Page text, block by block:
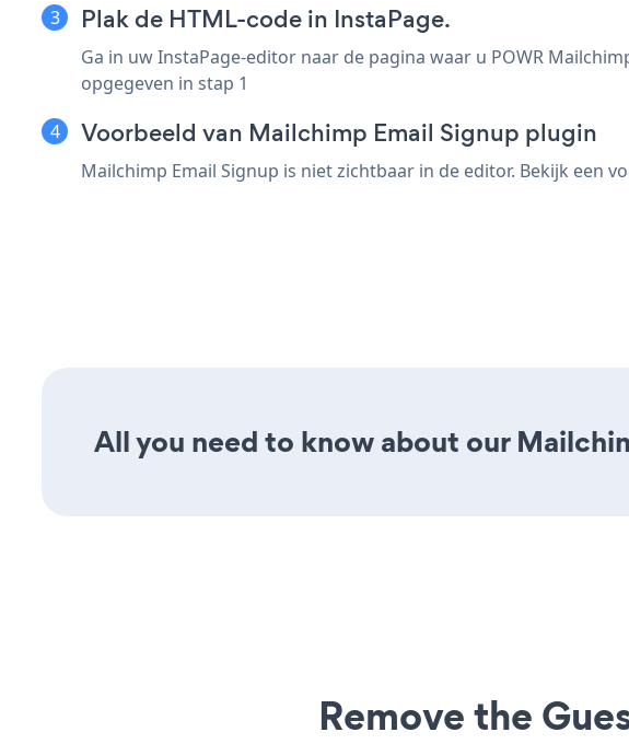
Plak de HTML-code in InstaPage.
Ga in uw InstaPage-editor naar de pagina waar u POWR
opgegeven in stap 1
Voorbeeld van Mailchimp Email Signup plugin
Mailchimp Email Signup is niet zichtbaar in de editor. Bekijk een
All you need to know about our
Remove the